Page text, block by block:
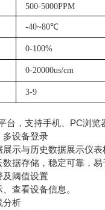
500-5000PPM
-40~80℃
0-100%
0-20000us/cm
3-9
，支持手机、PC浏览
设备登录
示与历史数据展示仪表
存储，稳定可靠，易
阈值设置
查看设备信息。
析